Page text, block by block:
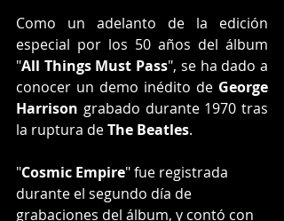
Como un adelanto de la edición
especial por los 50 años del álbum
"All Things Must Pass", se ha dado a
conocer un demo inédito de George
Harrison grabado durante 1970 tras
la ruptura de The Beatles.
"Cosmic Empire" fue registrada
durante el segundo día de
grabaciones del álbum, y contó con